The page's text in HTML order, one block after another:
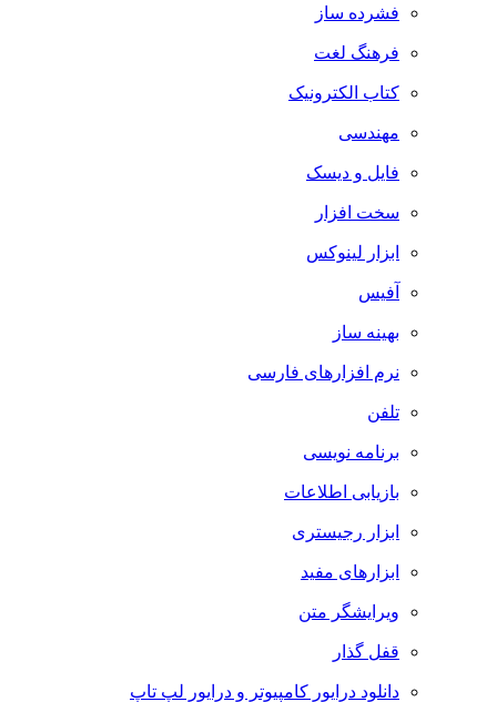
فشرده ساز
فرهنگ لغت
کتاب الکترونیک
مهندسی
فایل و دیسک
سخت افزار
ابزار لینوکس
آفیس
بهینه ساز
نرم افزارهای فارسی
تلفن
برنامه نویسی
بازیابی اطلاعات
ابزار رجیستری
ابزارهای مفید
ویرایشگر متن
قفل گذار
دانلود درایور کامپیوتر و درایور لپ تاپ